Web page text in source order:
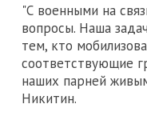
"С военными на
вопросы. Наша
тем, кто
соответствующие
наших парней
Никитин.